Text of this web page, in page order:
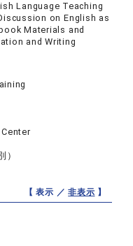
Language Teaching
on English as
Materials and
and Writing
）
【 表示 ／非表示 】